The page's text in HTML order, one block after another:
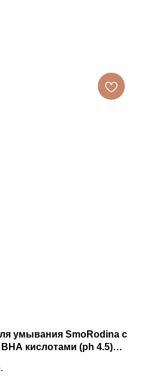
умывания SmoRodina с
кислотами (ph 4.5)